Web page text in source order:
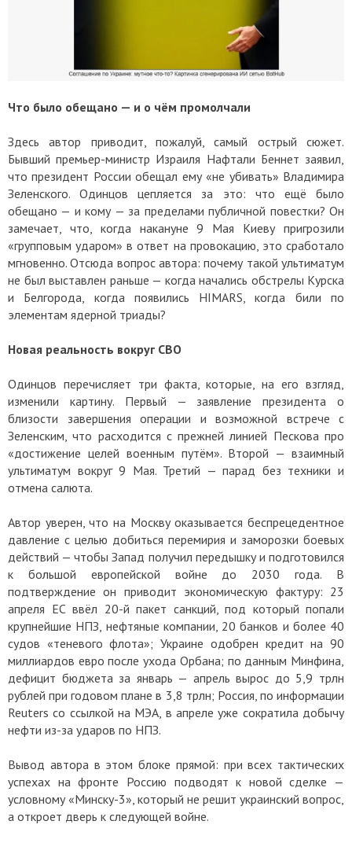
Что было обещано — и о чём промолчали
Здесь автор приводит, пожалуй, самый острый сюжет.
Бывший премьер-министр Израиля Нафтали Беннет заявил,
что президент России обещал ему «не убивать» Владимира
Зеленского. Одинцов цепляется за это: что ещё было
обещано — и кому — за пределами публичной повестки? Он
замечает, что, когда накануне 9 Мая Киеву пригрозили
«групповым ударом» в ответ на провокацию, это сработало
мгновенно. Отсюда вопрос автора: почему такой ультиматум
не был выставлен раньше — когда начались обстрелы Курска
и Белгорода, когда появились HIMARS, когда били по
элементам ядерной триады?
Новая реальность вокруг СВО
Одинцов перечисляет три факта, которые, на его взгляд,
изменили картину. Первый — заявление президента о
близости завершения операции и возможной встрече с
Зеленским, что расходится с прежней линией Пескова про
«достижение целей военным путём». Второй — взаимный
ультиматум вокруг 9 Мая. Третий — парад без техники и
отмена салюта.
Автор уверен, что на Москву оказывается беспрецедентное
давление с целью добиться перемирия и заморозки боевых
действий — чтобы Запад получил передышку и подготовился
к большой европейской войне до 2030 года. В
подтверждение он приводит экономическую фактуру: 23
апреля ЕС ввёл 20-й пакет санкций, под который попали
крупнейшие НПЗ, нефтяные компании, 20 банков и более 40
судов «теневого флота»; Украине одобрен кредит на 90
миллиардов евро после ухода Орбана; по данным Минфина,
дефицит бюджета за январь — апрель вырос до 5,9 трлн
рублей при годовом плане в 3,8 трлн; Россия, по информации
Reuters со ссылкой на МЭА, в апреле уже сократила добычу
нефти из-за ударов по НПЗ.
Вывод автора в этом блоке прямой: при всех тактических
успехах на фронте Россию подводят к новой сделке —
условному «Минску-3», который не решит украинский вопрос,
а откроет дверь к следующей войне.